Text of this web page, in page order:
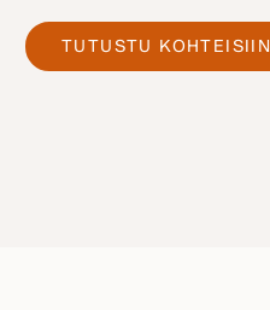
TUTUSTU KOHTEISIIN